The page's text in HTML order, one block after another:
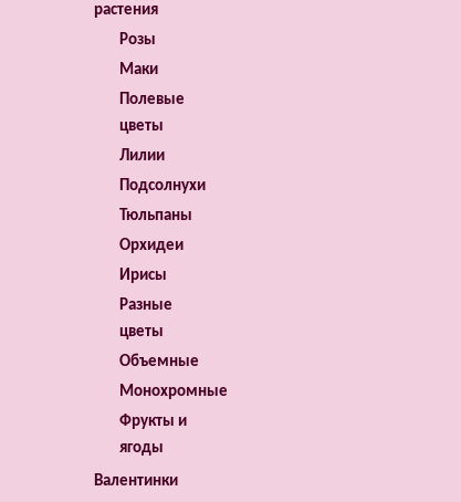
растения
Розы
Маки
Полевые
цветы
Лилии
Подсолнухи
Тюльпаны
Орхидеи
Ирисы
Разные
цветы
Объемные
Монохромные
Фрукты и
ягоды
Валентинки